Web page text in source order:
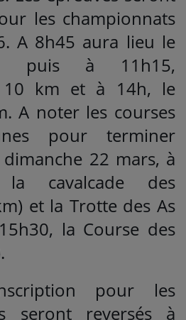
les championnats
A 8h45 aura lieu le
puis à 11h15,
10 km et à 14h, le
A noter les courses
pour terminer
22 mars, à
cavalcade des
et la Trotte des As
la Course des
pour les
seront reversés à